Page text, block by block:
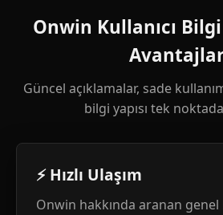
Onwin Kullanıcı
Güncel açıklamalar, sade
bilgi yapısı tek
⚡ Hızlı Ulaşım
Onwin hakkında aranan genel